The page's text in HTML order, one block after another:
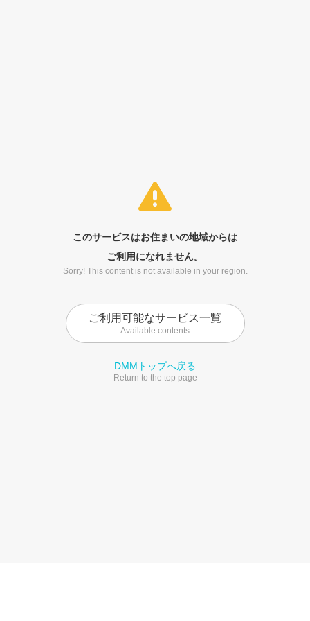
このサービスはお住まいの地域からは
ご利用になれません。
Sorry! This content is not available in your region.
ご利用可能なサービス一覧
Available contents
DMMトップへ戻る
Return to the top page